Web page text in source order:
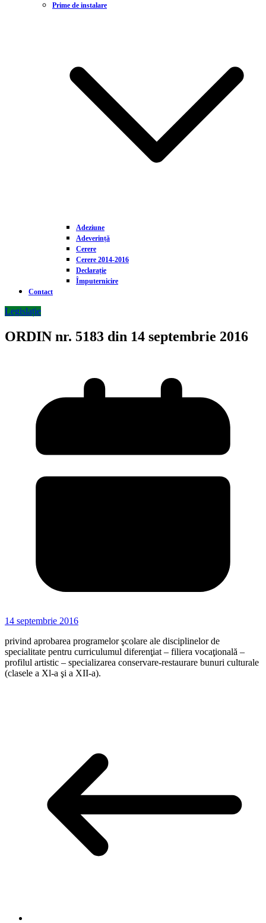
Prime de instalare
Adeziune
Adeverință
Cerere
Cerere 2014-2016
Declarație
Împuternicire
Contact
Legislație
ORDIN nr. 5183 din 14 septembrie 2016
14 septembrie 2016
privind aprobarea programelor şcolare ale disciplinelor de
specialitate pentru curriculumul diferenţiat – filiera vocaţională –
profilul artistic – specializarea conservare-restaurare bunuri culturale
(clasele a Xl-a şi a XII-a).